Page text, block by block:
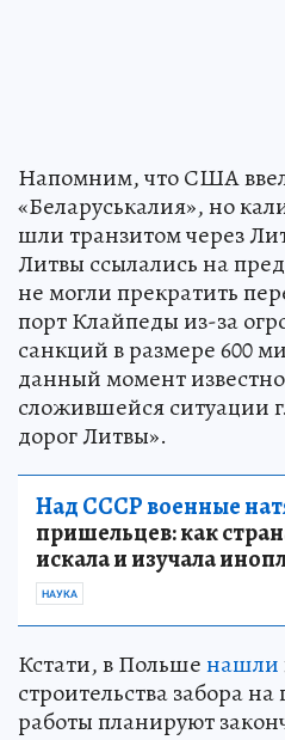
Напомним, что США
«Беларуськалия», но
шли транзитом через
Литвы ссылались на
не могли прекратить
порт Клайпеды из-за
санкций в размере 600
данный момент известно
сложившейся ситуации
дорог Литвы».
Над СССР военные
пришельцев: как
искала и изучала
НАУКА
Кстати, в Польшенашли
строительства забора
работы планируют